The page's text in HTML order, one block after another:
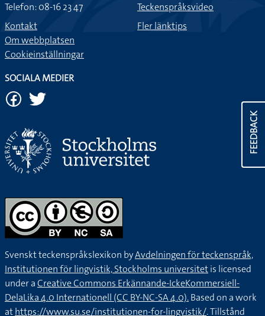
FEEDBACK
Telefon: 08-16 23 47
Kontakt
Om webbplatsen
Cookieinställningar
Teckenspråksvideo
Fler länktips
SOCIALA MEDIER
Svenskt teckenspråkslexikon byAvdelningen för teckenspråk,
Institutionen för lingvistik, Stockholms universitetis licensed
under aCreative Commons Erkännande-IckeKommersiell-
DelaLika 4.0 Internationell (CC BY-NC-SA 4.0).Based on a work
athttps://www.su.se/institutionen-for-lingvistik/. Tillstånd